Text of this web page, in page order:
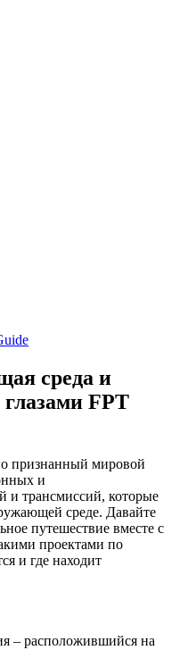
среда и
глазами FPT
признанный мировой
и
и трансмиссий, которые
среде. Давайте
путешествие вместе с
проектами по
и где находит
– расположившийся на